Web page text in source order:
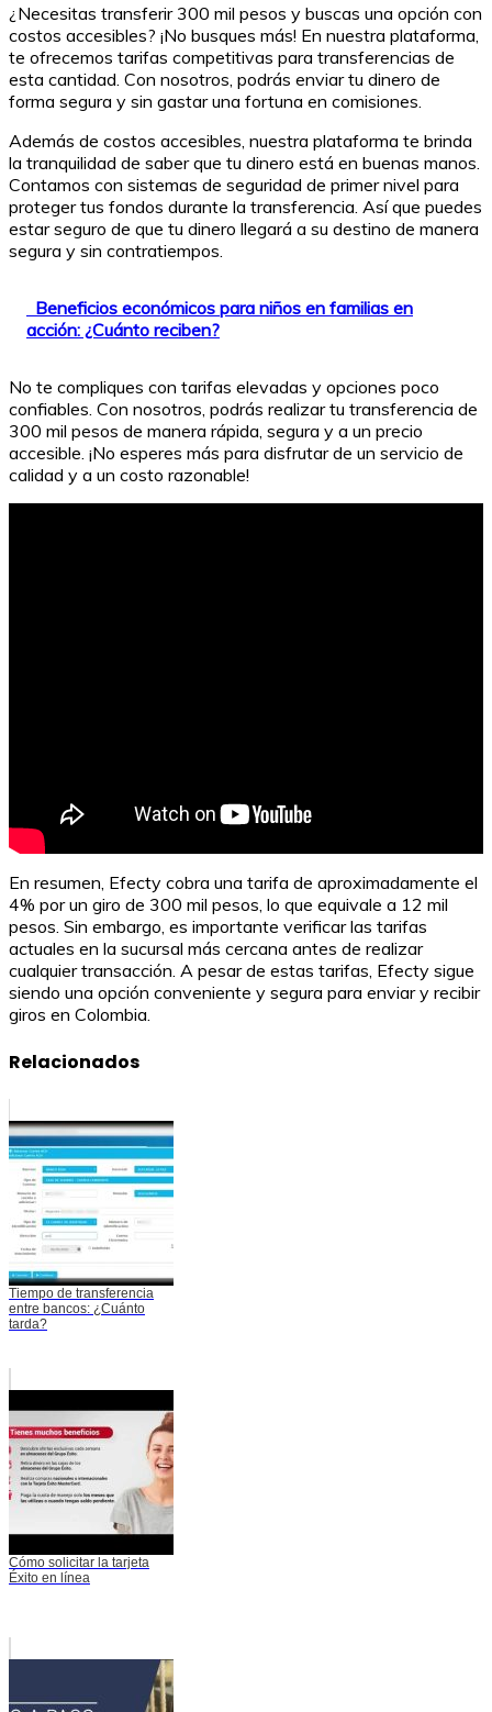
¿Necesitas transferir 300 mil pesos y buscas una opción con
costos accesibles? ¡No busques más! En nuestra plataforma,
te ofrecemos tarifas competitivas para transferencias de
esta cantidad. Con nosotros, podrás enviar tu dinero de
forma segura y sin gastar una fortuna en comisiones.
Además de costos accesibles, nuestra plataforma te brinda
la tranquilidad de saber que tu dinero está en buenas manos.
Contamos con sistemas de seguridad de primer nivel para
proteger tus fondos durante la transferencia. Así que puedes
estar seguro de que tu dinero llegará a su destino de manera
segura y sin contratiempos.
Beneficios económicos para niños en familias en
acción: ¿Cuánto reciben?
No te compliques con tarifas elevadas y opciones poco
confiables. Con nosotros, podrás realizar tu transferencia de
300 mil pesos de manera rápida, segura y a un precio
accesible. ¡No esperes más para disfrutar de un servicio de
calidad y a un costo razonable!
En resumen, Efecty cobra una tarifa de aproximadamente el
4% por un giro de 300 mil pesos, lo que equivale a 12 mil
pesos. Sin embargo, es importante verificar las tarifas
actuales en la sucursal más cercana antes de realizar
cualquier transacción. A pesar de estas tarifas, Efecty sigue
siendo una opción conveniente y segura para enviar y recibir
giros en Colombia.
Relacionados
Tiempo de transferencia
entre bancos: ¿Cuánto
tarda?
Cómo solicitar la tarjeta
Éxito en línea